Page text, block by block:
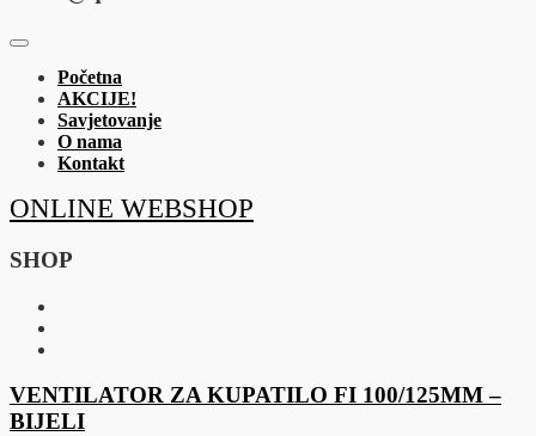
Početna
AKCIJE!
Savjetovanje
O nama
Kontakt
ONLINE WEBSHOP
SHOP
VENTILATOR ZA KUPATILO FI 100/125MM –
BIJELI